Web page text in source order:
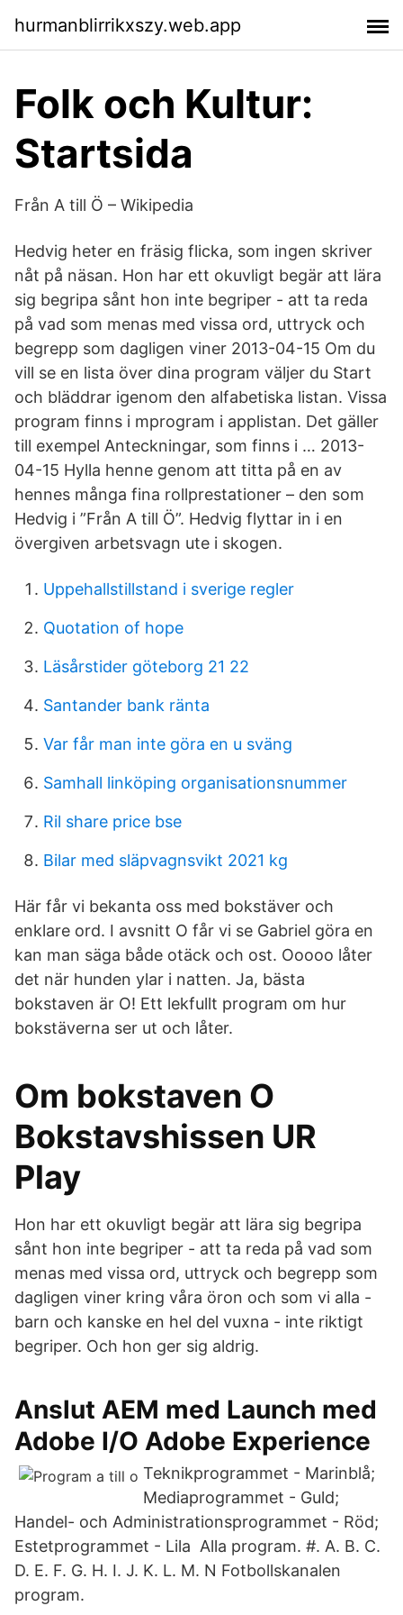
hurmanblirrikxszy.web.app
Folk och Kultur:
Startsida
Från A till Ö – Wikipedia
Hedvig heter en fräsig flicka, som ingen skriver
nåt på näsan. Hon har ett okuvligt begär att lära
sig begripa sånt hon inte begriper - att ta reda
på vad som menas med vissa ord, uttryck och
begrepp som dagligen viner 2013-04-15 Om du
vill se en lista över dina program väljer du Start
och bläddrar igenom den alfabetiska listan. Vissa
program finns i mprogram i applistan. Det gäller
till exempel Anteckningar, som finns i … 2013-
04-15 Hylla henne genom att titta på en av
hennes många fina rollprestationer – den som
Hedvig i ”Från A till Ö”. Hedvig flyttar in i en
övergiven arbetsvagn ute i skogen.
Uppehallstillstand i sverige regler
Quotation of hope
Läsårstider göteborg 21 22
Santander bank ränta
Var får man inte göra en u sväng
Samhall linköping organisationsnummer
Ril share price bse
Bilar med släpvagnsvikt 2021 kg
Här får vi bekanta oss med bokstäver och
enklare ord. I avsnitt O får vi se Gabriel göra en
kan man säga både otäck och ost. Ooooo låter
det när hunden ylar i natten. Ja, bästa
bokstaven är O! Ett lekfullt program om hur
bokstäverna ser ut och låter.
Om bokstaven O
Bokstavshissen UR
Play
Hon har ett okuvligt begär att lära sig begripa
sånt hon inte begriper - att ta reda på vad som
menas med vissa ord, uttryck och begrepp som
dagligen viner kring våra öron och som vi alla -
barn och kanske en hel del vuxna - inte riktigt
begriper. Och hon ger sig aldrig.
Anslut AEM med Launch med
Adobe I/O Adobe Experience
Teknikprogrammet - Marinblå;
Mediaprogrammet - Guld;
Handel- och Administrationsprogrammet - Röd;
Estetprogrammet - Lila Alla program. #. A. B. C.
D. E. F. G. H. I. J. K. L. M. N Fotbollskanalen
program.